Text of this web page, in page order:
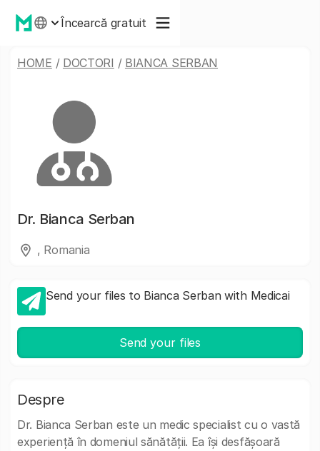
Încearcă gratuit
HOME / DOCTORI / BIANCA SERBAN
Dr. Bianca Serban
, Romania
Send your files to Bianca Serban with Medicai
Send your files
Despre
Dr. Bianca Serban este un medic specialist cu o vastă
experiență în domeniul sănătății. Ea își desfășoară